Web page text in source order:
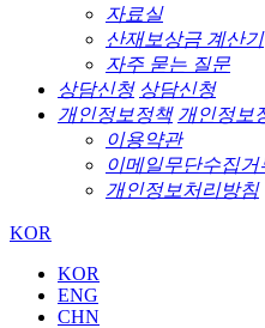
자료실
산재보상금 계산기
자주 묻는 질문
상담신청 상담신청
개인정보정책 개인정보
이용약관
이메일무단수집거
개인정보처리방침
KOR
KOR
ENG
CHN